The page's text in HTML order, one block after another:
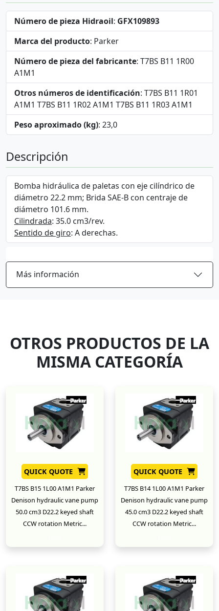
Número de pieza Hidraoil: GFX109893
Marca del producto: Parker
Número de pieza del fabricante: T7BS B11 1R00
A1M1
Otros números de identificación: T7BS B11 1R01
A1M1 T7BS B11 1R02 A1M1 T7BS B11 1R03 A1M1
Peso aproximado (kg): 23,0
Descripción
Bomba hidráulica de paletas con eje cilíndrico de
diámetro 22.2 mm; Brida SAE-B con centraje de
diámetro 101.6 mm.
Cilindrada: 35.0 cm3/rev.
Sentido de giro: A derechas.
Más información
OTROS PRODUCTOS DE LA
MISMA CATEGORÍA
QUICK QUOTE
T7BS B15 1L00 A1M1 Parker
Denison hydraulic vane pump
50.0 cm3 D22.2 keyed shaft
CCW rotation Metric...
QUICK QUOTE
T7BS B14 1L00 A1M1 Parker
Denison hydraulic vane pump
45.0 cm3 D22.2 keyed shaft
CCW rotation Metric...